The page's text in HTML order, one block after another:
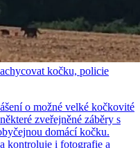
kočku, policie
o možné velké kočkovité
zveřejněné záběry s
domácí kočku.
kontroluje i fotografie a